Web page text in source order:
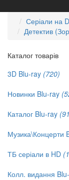
Серіали на
Детектив
Каталог товарів
3D Blu-ray (720)
Новинки Blu-ray
Каталог Blu-ray
Музика\Концерти
ТБ серіали в HD
Колл. видання